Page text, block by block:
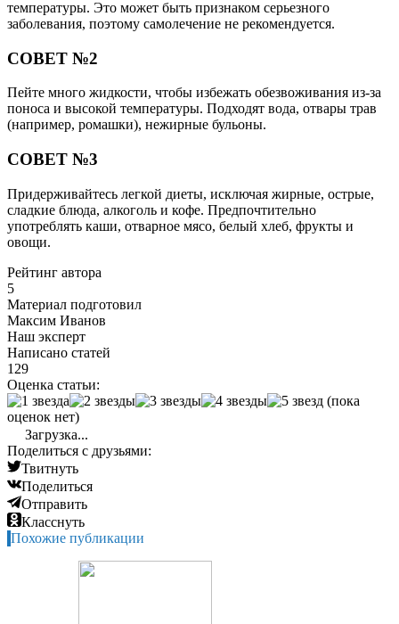
температуры. Это может быть признаком серьезного
заболевания, поэтому самолечение не рекомендуется.
СОВЕТ №2
Пейте много жидкости, чтобы избежать обезвоживания из-за
поноса и высокой температуры. Подходят вода, отвары трав
(например, ромашки), нежирные бульоны.
СОВЕТ №3
Придерживайтесь легкой диеты, исключая жирные, острые,
сладкие блюда, алкоголь и кофе. Предпочтительно
употреблять каши, отварное мясо, белый хлеб, фрукты и
овощи.
Рейтинг автора
5
Материал подготовил
Максим Иванов
Наш эксперт
Написано статей
129
Оценка статьи:
(пока
оценок нет)
Загрузка...
Поделиться с друзьями:
Твитнуть
Поделиться
Отправить
Класснуть
Похожие публикации